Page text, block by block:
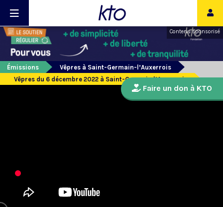
Contenu sponsorisé
Émissions
Vêpres à Saint-Germain-l’Auxerrois
Vêpres du 6 décembre 2022 à Saint-Germain l’Auxerrois
Faire un don à KTO